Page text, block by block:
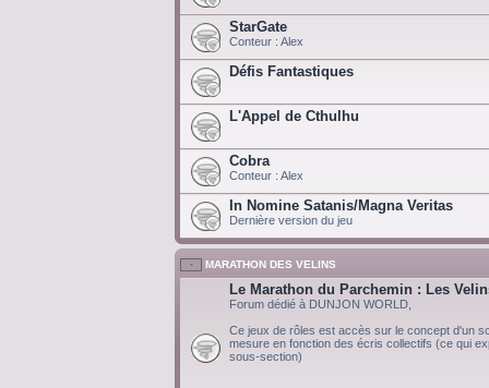
StarGate
Conteur : Alex
Défis Fantastiques
L'Appel de Cthulhu
Cobra
Conteur : Alex
In Nomine Satanis/Magna Veritas
Dernière version du jeu
MARATHON DES VELINS
Le Marathon du Parchemin : Les
Forum dédié à DUNJON WORLD,
Ce jeux de rôles est accès sur le concept d'un
mesure en fonction des écris collectifs (ce qui
sous-section)